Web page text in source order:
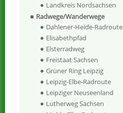
Landkreis Nordsachsen
Radwege/Wanderwege
Dahlener-Heide-Radroute
Elisabethpfad
Elsterradweg
Freistaat Sachsen
Grüner Ring Leipzig
Leipzig-Elbe-Radroute
Leipziger Neuseenland
Lutherweg Sachsen